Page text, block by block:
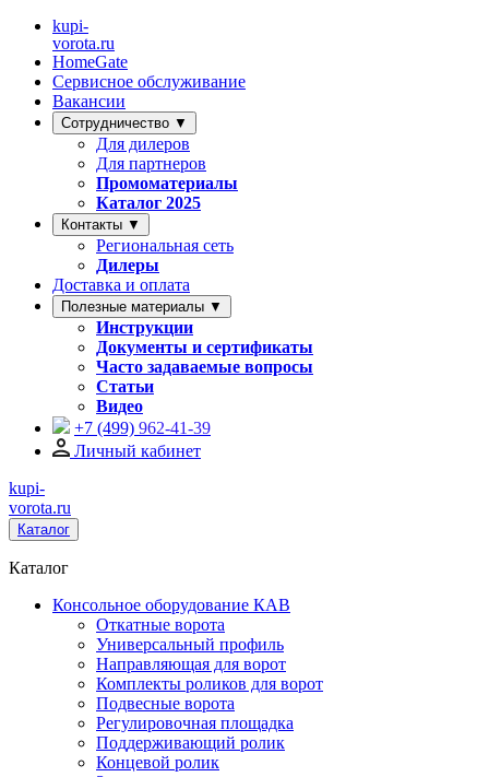
kupi-
vorota.ru
HomeGate
Сервисное обслуживание
Вакансии
Сотрудничество ▼
Для дилеров
Для партнеров
Промоматериалы
Каталог 2025
Контакты ▼
Региональная сеть
Дилеры
Доставка и оплата
Полезные материалы ▼
Инструкции
Документы и сертификаты
Часто задаваемые вопросы
Статьи
Видео
+7 (499) 962-41-39
Личный кабинет
kupi-
vorota.ru
Каталог
Каталог
Консольное оборудование КАВ
Откатные ворота
Универсальный профиль
Направляющая для ворот
Комплекты роликов для ворот
Подвесные ворота
Регулировочная площадка
Поддерживающий ролик
Концевой ролик